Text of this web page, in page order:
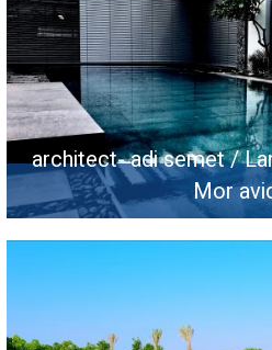
architect- adi semet /
Mor